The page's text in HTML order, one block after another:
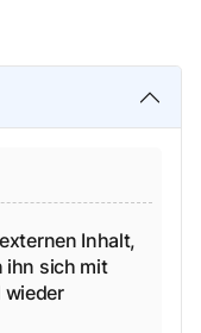
Inhalt,
ihn sich mit
wieder